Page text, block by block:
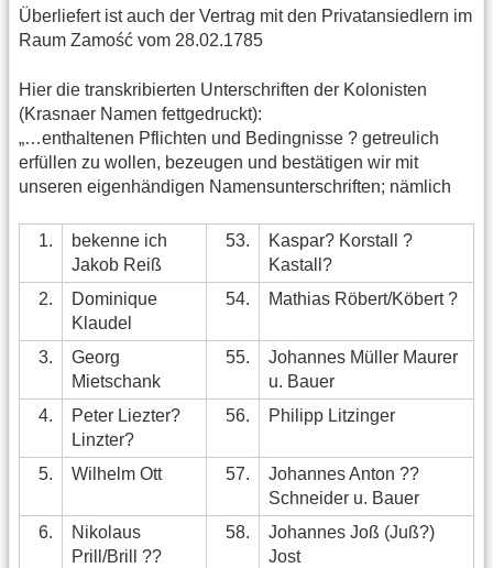
Überliefert ist auch der Vertrag mit den Privatansiedlern im
Raum Zamość vom 28.02.1785
Hier die transkribierten Unterschriften der Kolonisten
(Krasnaer Namen fettgedruckt):
„…enthaltenen Pflichten und Bedingnisse ? getreulich
erfüllen zu wollen, bezeugen und bestätigen wir mit
unseren eigenhändigen Namensunterschriften; nämlich
1.
bekenne ich
Jakob Reiß
53.
Kaspar? Korstall ?
Kastall?
2.
Dominique
Klaudel
54. Mathias Röbert/Köbert ?
3.
Georg
Mietschank
55.
Johannes Müller Maurer
u. Bauer
4.
Peter Liezter?
Linzter?
56. Philipp Litzinger
5. Wilhelm Ott 57.
Johannes Anton ??
Schneider u. Bauer
6.
Nikolaus
Prill/Brill ??
58.
Johannes Joß (Juß?)
Jost